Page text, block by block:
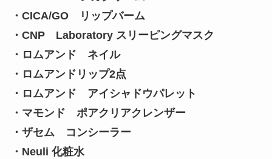
・CICA/GO リップバーム
・CNP Laboratory スリーピングマスク
・ロムアンド ネイル
・ロムアンドリップ2点
・ロムアンド アイシャドウパレット
・マモンド ポアクリアクレンザー
・ザセム コンシーラー
・Neuli 化粧水